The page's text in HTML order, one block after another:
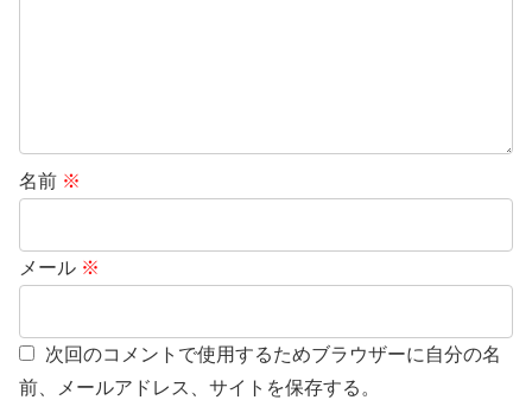
名前 ※
メール ※
次回のコメントで使用するためブラウザーに自分の名
前、メールアドレス、サイトを保存する。